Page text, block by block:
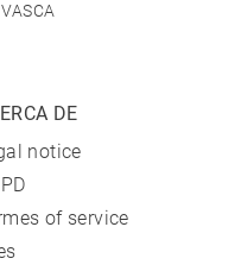
DE
notice
of service